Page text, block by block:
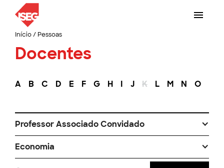
Início/ Pessoas
Docentes
A B C D E F G H I J K L M N O
Professor Associado Convidado
Economia